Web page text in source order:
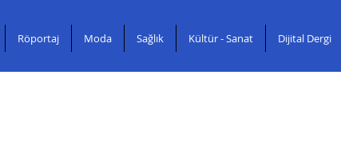
Röportaj Moda Sağlık Kültür - Sanat Dijital Dergi